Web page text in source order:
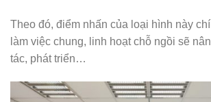
Theo đó, điểm nhấn của loại hình này
làm việc chung, linh hoạt chỗ ngồi sẽ
tác, phát triển…